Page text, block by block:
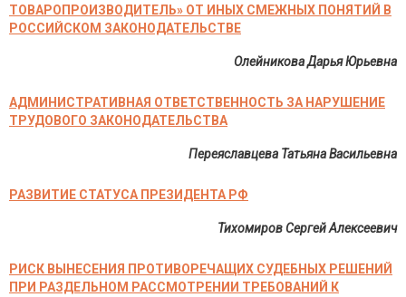
ТОВАРОПРОИЗВОДИТЕЛЬ» ОТ ИНЫХ СМЕЖНЫХ ПОНЯТИЙ В
РОССИЙСКОМ ЗАКОНОДАТЕЛЬСТВЕ
Олейникова Дарья Юрьевна
АДМИНИСТРАТИВНАЯ ОТВЕТСТВЕННОСТЬ ЗА НАРУШЕНИЕ
ТРУДОВОГО ЗАКОНОДАТЕЛЬСТВА
Переяславцева Татьяна Васильевна
РАЗВИТИЕ СТАТУСА ПРЕЗИДЕНТА РФ
Тихомиров Сергей Алексеевич
РИСК ВЫНЕСЕНИЯ ПРОТИВОРЕЧАЩИХ СУДЕБНЫХ РЕШЕНИЙ
ПРИ РАЗДЕЛЬНОМ РАССМОТРЕНИИ ТРЕБОВАНИЙ К